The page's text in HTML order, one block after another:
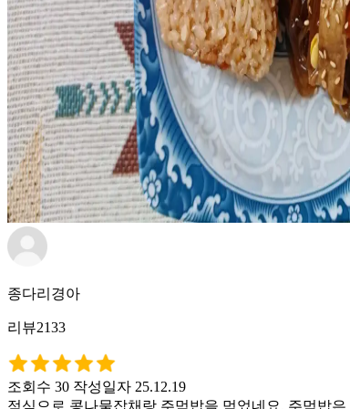
종다리경아
리뷰2133
조회수 30 작성일자 25.12.19
점심으로 콩나물잡채랑 주먹밥을 먹었네요. 주먹밥